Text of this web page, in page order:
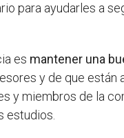
para ayudarles a
es mantener una
y de que están
y miembros de la
estudios.